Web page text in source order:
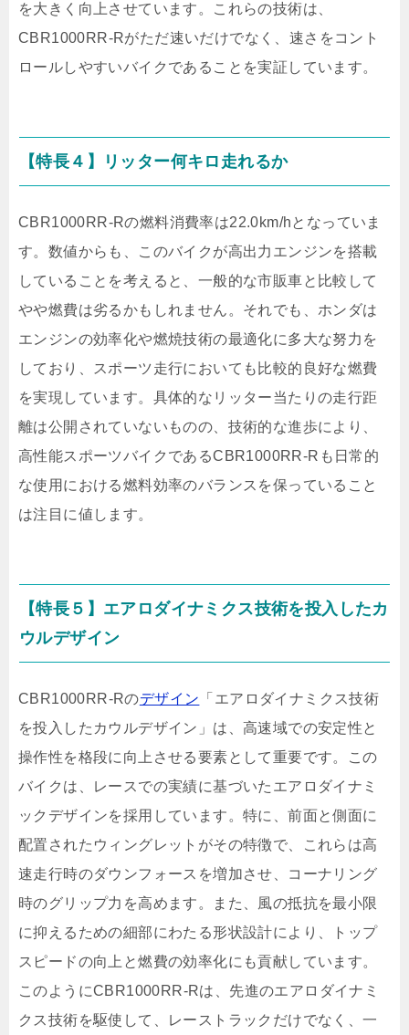
を大きく向上させています。これらの技術は、
CBR1000RR-Rがただ速いだけでなく、速さをコント
ロールしやすいバイクであることを実証しています。
【特長４】リッター何キロ走れるか
CBR1000RR-Rの燃料消費率は22.0km/hとなっていま
す。数値からも、このバイクが高出力エンジンを搭載
していることを考えると、一般的な市販車と比較して
やや燃費は劣るかもしれません。それでも、ホンダは
エンジンの効率化や燃焼技術の最適化に多大な努力を
しており、スポーツ走行においても比較的良好な燃費
を実現しています。具体的なリッター当たりの走行距
離は公開されていないものの、技術的な進歩により、
高性能スポーツバイクであるCBR1000RR-Rも日常的
な使用における燃料効率のバランスを保っていること
は注目に値します。
【特長５】エアロダイナミクス技術を投入したカ
ウルデザイン
CBR1000RR-Rのデザイン 「エアロダイナミクス技術
を投入したカウルデザイン」は、高速域での安定性と
操作性を格段に向上させる要素として重要です。この
バイクは、レースでの実績に基づいたエアロダイナミ
ックデザインを採用しています。特に、前面と側面に
配置されたウィングレットがその特徴で、これらは高
速走行時のダウンフォースを増加させ、コーナリング
時のグリップ力を高めます。また、風の抵抗を最小限
に抑えるための細部にわたる形状設計により、トップ
スピードの向上と燃費の効率化にも貢献しています。
このようにCBR1000RR-Rは、先進のエアロダイナミ
クス技術を駆使して、レーストラックだけでなく、一